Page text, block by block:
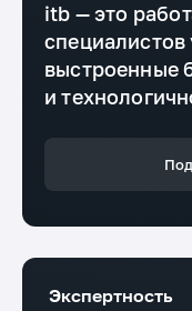
itb — это
выстроенные
и
Экспертность